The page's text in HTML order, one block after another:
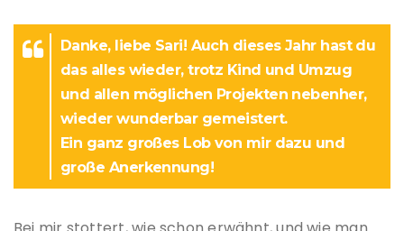
Danke, liebe Sari! Auch dieses Jahr hast du
das alles wieder, trotz Kind und Umzug
und allen möglichen Projekten nebenher,
wieder wunderbar gemeistert.
Ein ganz großes Lob von mir dazu und
große Anerkennung!